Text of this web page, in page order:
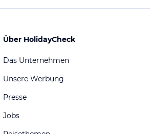
Über HolidayCheck
Das Unternehmen
Unsere Werbung
Presse
Jobs